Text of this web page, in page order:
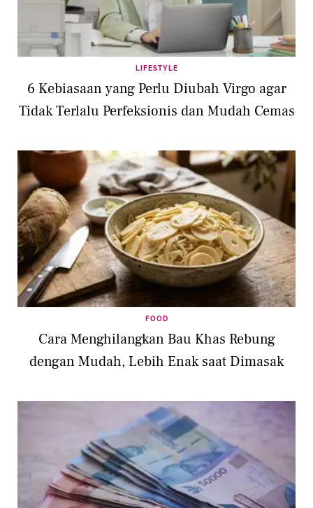
LIFESTYLE
6 Kebiasaan yang Perlu Diubah Virgo agar
Tidak Terlalu Perfeksionis dan Mudah Cemas
FOOD
Cara Menghilangkan Bau Khas Rebung
dengan Mudah, Lebih Enak saat Dimasak